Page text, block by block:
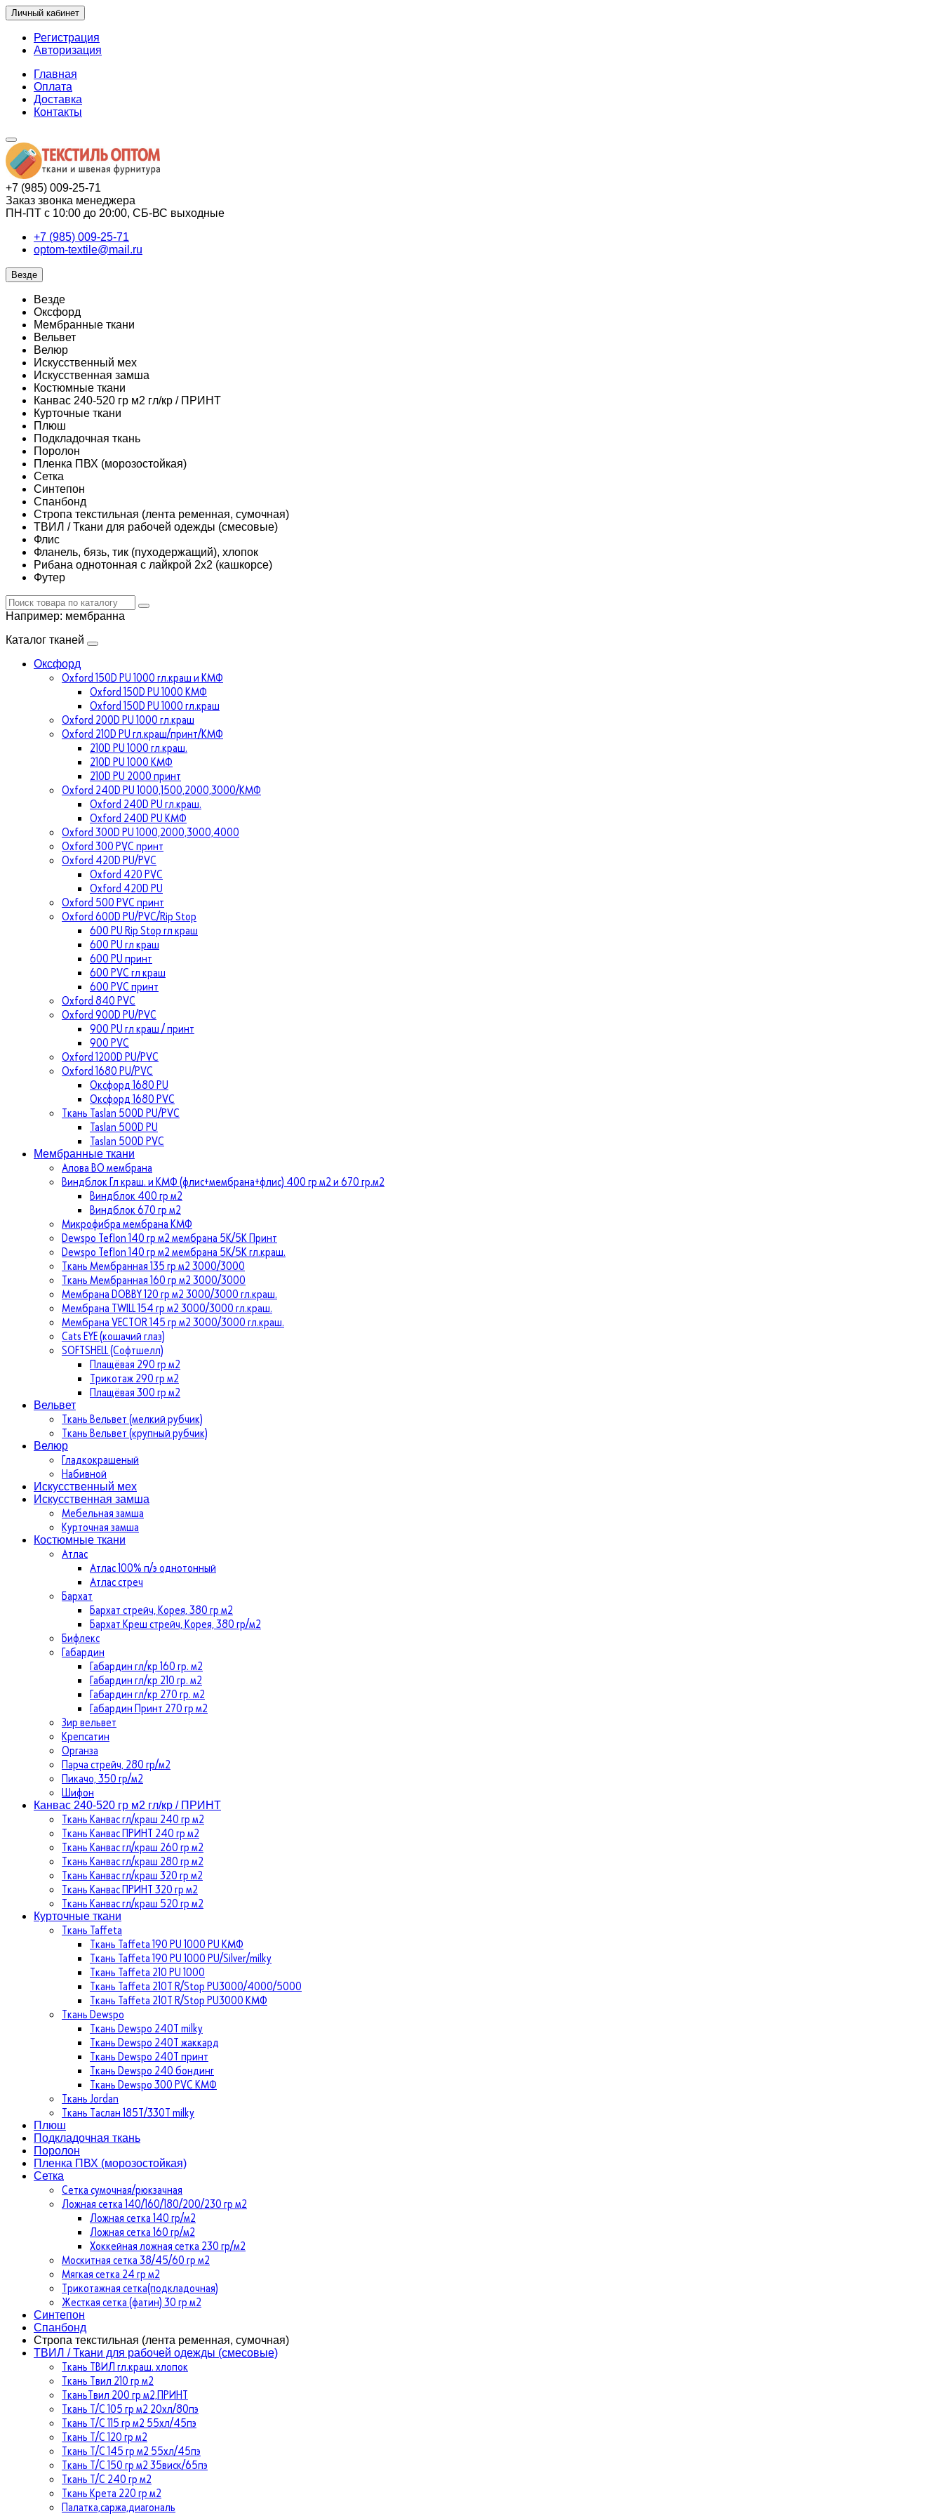
Личный кабинет
Регистрация
Авторизация
Главная
Оплата
Доставка
Контакты
+7 (985) 009-25-71
Заказ звонка менеджера
ПН-ПТ с 10:00 до 20:00, СБ-ВС выходные
+7 (985) 009-25-71
optom-textile@mail.ru
Везде
Везде
Оксфорд
Мембранные ткани
Вельвет
Велюр
Искусственный мех
Искусственная замша
Костюмные ткани
Канвас 240-520 гр м2 гл/кр / ПРИНТ
Курточные ткани
Плюш
Подкладочная ткань
Поролон
Пленка ПВХ (морозостойкая)
Сетка
Синтепон
Спанбонд
Стропа текстильная (лента ременная, сумочная)
ТВИЛ / Ткани для рабочей одежды (смесовые)
Флис
Фланель, бязь, тик (пуходержащий), хлопок
Рибана однотонная с лайкрой 2х2 (кашкорсе)
Футер
Например: мембранна
Каталог тканей
Оксфорд
Oxford 150D PU 1000 гл.краш и КМФ
Oxford 150D PU 1000 КМФ
Oxford 150D PU 1000 гл.краш
Oxford 200D PU 1000 гл.краш
Oxford 210D PU гл.краш/принт/КМФ
210D PU 1000 гл.краш.
210D PU 1000 КМФ
210D PU 2000 принт
Oxford 240D PU 1000,1500,2000,3000/КМФ
Oxford 240D PU гл.краш.
Oxford 240D PU КМФ
Oxford 300D PU 1000,2000,3000,4000
Oxford 300 PVC принт
Oxford 420D PU/PVC
Oxford 420 PVC
Oxford 420D PU
Oxford 500 PVC принт
Oxford 600D PU/PVC/Rip Stop
600 PU Rip Stop гл краш
600 PU гл краш
600 PU принт
600 PVC гл краш
600 PVC принт
Oxford 840 PVC
Oxford 900D PU/PVC
900 PU гл краш / принт
900 PVC
Oxford 1200D PU/PVC
Oxford 1680 PU/PVC
Оксфорд 1680 PU
Оксфорд 1680 PVC
Ткань Taslan 500D PU/PVC
Taslan 500D PU
Taslan 500D PVC
Мембранные ткани
Алова ВО мембрана
Виндблок Гл краш. и КМФ (флис+мембрана+флис) 400 гр м2 и 670 гр.м2
Виндблок 400 гр м2
Виндблок 670 гр м2
Микрофибра мембрана КМФ
Dewspo Teflon 140 гр м2 мембрана 5К/5К Принт
Dewspo Teflon 140 гр м2 мембрана 5К/5К гл.краш.
Ткань Мембранная 135 гр м2 3000/3000
Ткань Мембранная 160 гр м2 3000/3000
Мембрана DOBBY 120 гр м2 3000/3000 гл.краш.
Мембрана TWILL 154 гр м2 3000/3000 гл.краш.
Мембрана VECTOR 145 гр м2 3000/3000 гл.краш.
Cats EYE (кошачий глаз)
SOFTSHELL (Софтшелл)
Плащёвая 290 гр м2
Трикотаж 290 гр м2
Плащёвая 300 гр м2
Вельвет
Ткань Вельвет (мелкий рубчик)
Ткань Вельвет (крупный рубчик)
Велюр
Гладкокрашеный
Набивной
Искусственный мех
Искусственная замша
Мебельная замша
Курточная замша
Костюмные ткани
Атлас
Атлас 100% п/э однотонный
Атлас стреч
Бархат
Бархат стрейч, Корея, 380 гр м2
Бархат Креш стрейч, Корея, 380 гр/м2
Бифлекс
Габардин
Габардин гл/кр 160 гр. м2
Габардин гл/кр 210 гр. м2
Габардин гл/кр 270 гр. м2
Габардин Принт 270 гр м2
Зир вельвет
Крепсатин
Органза
Парча стрейч, 280 гр/м2
Пикачо, 350 гр/м2
Шифон
Канвас 240-520 гр м2 гл/кр / ПРИНТ
Ткань Канвас гл/краш 240 гр м2
Ткань Канвас ПРИНТ 240 гр м2
Ткань Канвас гл/краш 260 гр м2
Ткань Канвас гл/краш 280 гр м2
Ткань Канвас гл/краш 320 гр м2
Ткань Канвас ПРИНТ 320 гр м2
Ткань Канвас гл/краш 520 гр м2
Курточные ткани
Ткань Taffeta
Ткань Taffeta 190 PU 1000 PU КМФ
Ткань Taffeta 190 PU 1000 PU/Silver/milky
Ткань Taffeta 210 PU 1000
Ткань Taffeta 210Т R/Stop PU3000/4000/5000
Ткань Taffeta 210Т R/Stop PU3000 КМФ
Ткань Dewspo
Ткань Dewspo 240Т milky
Ткань Dewspo 240T жаккард
Ткань Dewspo 240Т принт
Ткань Dewspo 240 бондинг
Ткань Dewspo 300 PVC КМФ
Ткань Jordan
Ткань Таслан 185T/330T milky
Плюш
Подкладочная ткань
Поролон
Пленка ПВХ (морозостойкая)
Сетка
Сетка сумочная/рюкзачная
Ложная сетка 140/160/180/200/230 гр м2
Ложная сетка 140 гр/м2
Ложная сетка 160 гр/м2
Хоккейная ложная сетка 230 гр/м2
Москитная сетка 38/45/60 гр м2
Мягкая сетка 24 гр м2
Трикотажная сетка(подкладочная)
Жесткая сетка (фатин) 30 гр м2
Синтепон
Спанбонд
Стропа текстильная (лента ременная, сумочная)
ТВИЛ / Ткани для рабочей одежды (смесовые)
Ткань ТВИЛ гл.краш. хлопок
Ткань Твил 210 гр м2
ТканьТвил 200 гр м2,ПРИНТ
Ткань Т/C 105 гр м2 20хл/80пэ
Ткань Т/C 115 гр м2 55хл/45пэ
Ткань Т/C 120 гр м2
Ткань Т/C 145 гр м2 55хл/45пэ
Ткань Т/C 150 гр м2 35виск/65пэ
Ткань Т/C 240 гр м2
Ткань Крета 220 гр м2
Палатка,саржа,диагональ